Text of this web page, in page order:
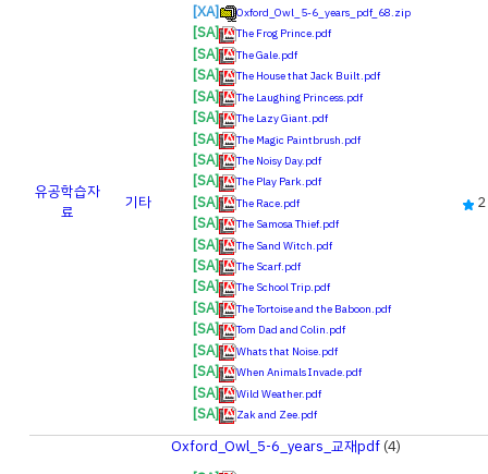
유공학습자
료
기타
[XA]
Oxford_Owl_5-6_years_pdf_68.zip
[SA] The Frog Prince.pdf
[SA] The Gale.pdf
[SA] The House that Jack Built.pdf
[SA] The Laughing Princess.pdf
[SA] The Lazy Giant.pdf
[SA] The Magic Paintbrush.pdf
[SA] The Noisy Day.pdf
[SA] The Play Park.pdf
[SA] The Race.pdf
[SA] The Samosa Thief.pdf
[SA] The Sand Witch.pdf
[SA] The Scarf.pdf
[SA] The School Trip.pdf
[SA] The Tortoise and the Baboon.pdf
[SA] Tom Dad and Colin.pdf
[SA] Whats that Noise.pdf
[SA] When Animals Invade.pdf
[SA] Wild Weather.pdf
[SA] Zak and Zee.pdf
2
Oxford_Owl_5-6_years_교재pdf(4)